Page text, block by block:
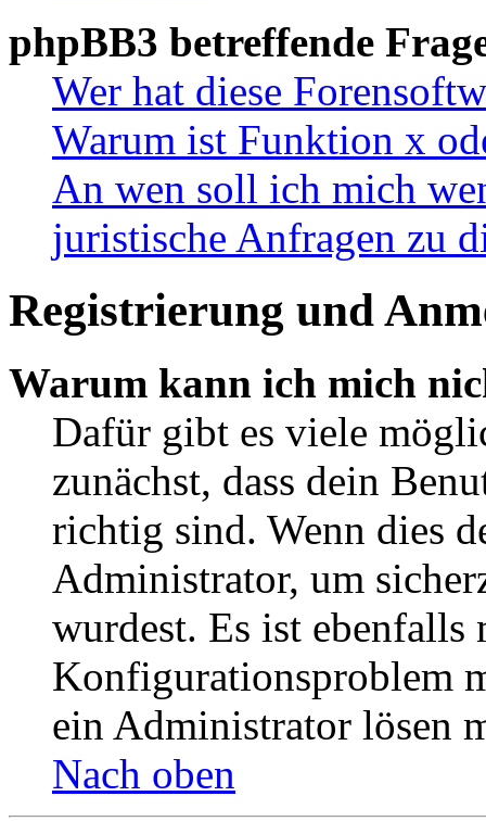
phpBB3 betreffende
Wer hat diese
Warum ist Funktion x
An wen soll ich mich
juristische Anfragen zu
Registrierung und
Warum kann ich mich
Dafür gibt es viele
zunächst, dass dein
richtig sind. Wenn dies
Administrator, um
wurdest. Es ist ebenfalls
Konfigurationsproblem
ein Administrator lösen
Nach oben